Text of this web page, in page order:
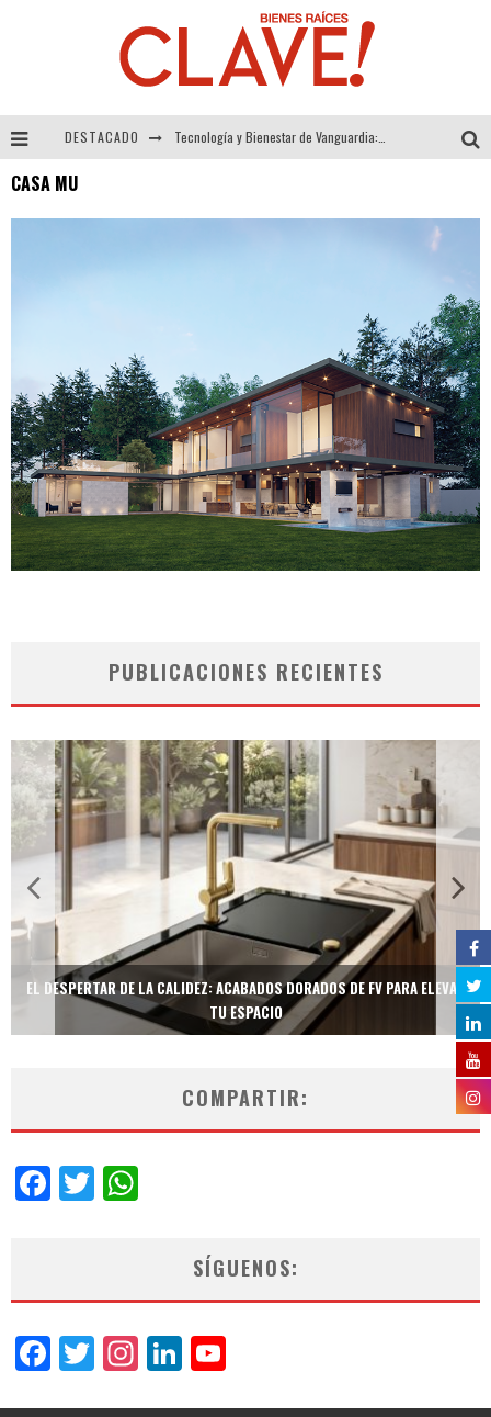
DESTACADO
Alexandra Bedoya – La Constancia detrás de La Paletería
CASA MU
PUBLICACIONES RECIENTES
EL DESPERTAR DE LA CALIDEZ: ACABADOS DORADOS DE FV PARA ELEVAR
TU ESPACIO
COMPARTIR:
Facebook
Twitter
SÍGUENOS:
Facebook
Twitter
Instagram
LinkedIn